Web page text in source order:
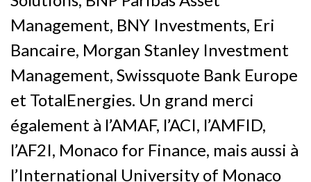
Management, BNY Investments, Eri
Bancaire, Morgan Stanley Investment
Management, Swissquote Bank Europe
et TotalEnergies. Un grand merci
également à l’AMAF, l’ACI, l’AMFID,
l’AF2I, Monaco for Finance, mais aussi à
l’International University of Monaco